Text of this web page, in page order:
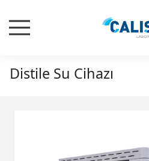
Distile Su Cihazı